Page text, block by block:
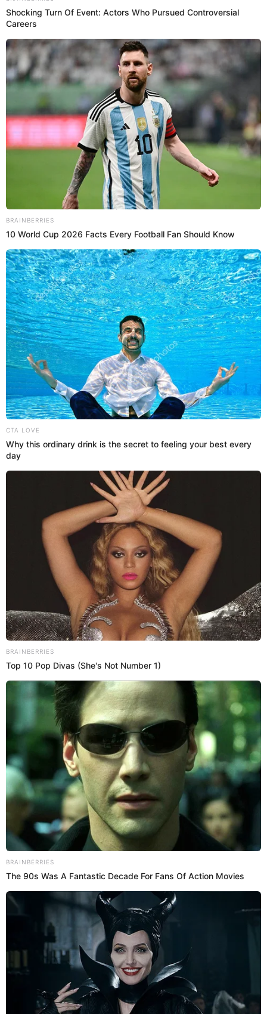
Ejército del Perú presente en
Parada militar
El Ejercito del Perú marcha a lo largo del Cuartel
General del Ejército por la Parada Militar de este 29 de
julio de 2022.
11:26 29/7/2022
Escuela de suboficiales de la FAP
presente en Parada Militar
Miembros de la FAP participan en la Parada Militar de
hoy viernes 29 de julio de 2022.
FAP marcha en el Cuartel General
del Ejército
La Fuerza Aérea del Perú realiza el despliegue de
marcha en el Cuartel General del Ejército.
11:10 29/7/2022
Cadetes de la Escuela Nacional de
la Marina de Guerra desfilan en el
Cuartel General del Ejército
Jóvenes cadetes de la Marina de Guerra del Perú
desfilan en la Gran Parada Militar en el Cuartel
General del Ejército.